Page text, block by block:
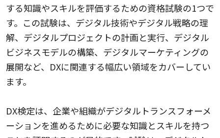
する知識やスキルを評価するための資格試験の1つで
す。この試験は、デジタル技術やデジタル戦略の理
解、デジタルプロジェクトの計画と実行、デジタル
ビジネスモデルの構築、デジタルマーケティングの
展開など、DXに関連する幅広い領域をカバーしてい
ます。
DX検定は、企業や組織がデジタルトランスフォーメ
ーションを進めるために必要な知識とスキルを持つ